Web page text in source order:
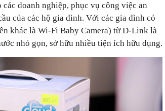
doanh nghiệp, phục vụ công việc an
của các hộ gia đình. Với các gia đình có
khác là Wi-Fi Baby Camera) từ D-Link là
nhỏ gọn, sở hữu nhiều tiện ích hữu dụng.